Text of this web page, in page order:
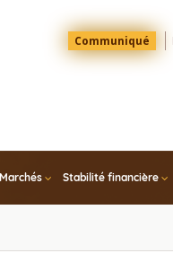
Menu
Top
Communiqué
Marchés Stabilité financière